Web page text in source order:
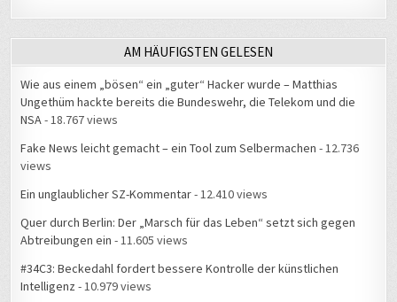
AM HÄUFIGSTEN GELESEN
Wie aus einem „bösen“ ein „guter“ Hacker wurde – Matthias
Ungethüm hackte bereits die Bundeswehr, die Telekom und die
NSA- 18.767 views
Fake News leicht gemacht – ein Tool zum Selbermachen - 12.736
views
Ein unglaublicher SZ-Kommentar- 12.410 views
Quer durch Berlin: Der „Marsch für das Leben“ setzt sich gegen
Abtreibungen ein - 11.605 views
#34C3: Beckedahl fordert bessere Kontrolle der künstlichen
Intelligenz - 10.979 views